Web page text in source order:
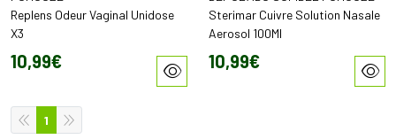
Replens Odeur Vaginal Unidose
X3
10,99€
Sterimar Cuivre Solution Nasale
Aerosol 100Ml
10,99€
1